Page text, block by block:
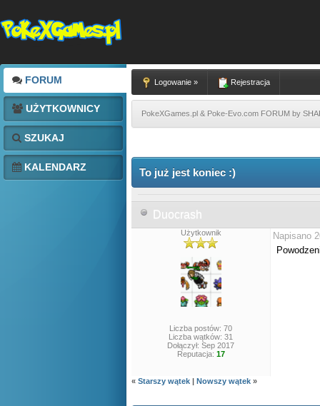
FORUM
UŻYTKOWNICY
SZUKAJ
KALENDARZ
Logowanie » Rejestracja
PokeXGames.pl & Poke-Evo.com FORUM by
To już jest koniec :)
Duocrash
Użytkownik
Liczba postów: 70
Liczba wątków: 31
Dołączył: Sep 2017
Reputacja: 17
Napisano
« Starszy wątek | Nowszy wątek »